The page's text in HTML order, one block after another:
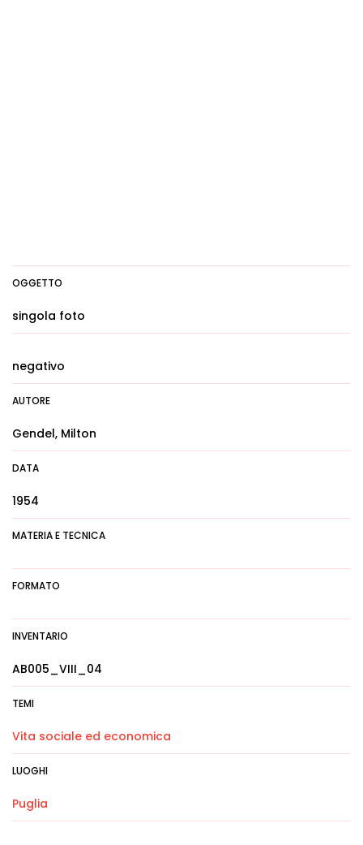
OGGETTO
singola foto
negativo
AUTORE
Gendel, Milton
DATA
1954
MATERIA E TECNICA
FORMATO
INVENTARIO
AB005_VIII_04
TEMI
Vita sociale ed economica
LUOGHI
Puglia